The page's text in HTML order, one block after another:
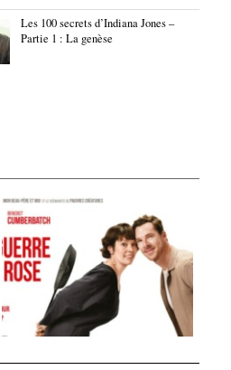
Les 100 secrets d’Indiana Jones –
Partie 1 : La genèse